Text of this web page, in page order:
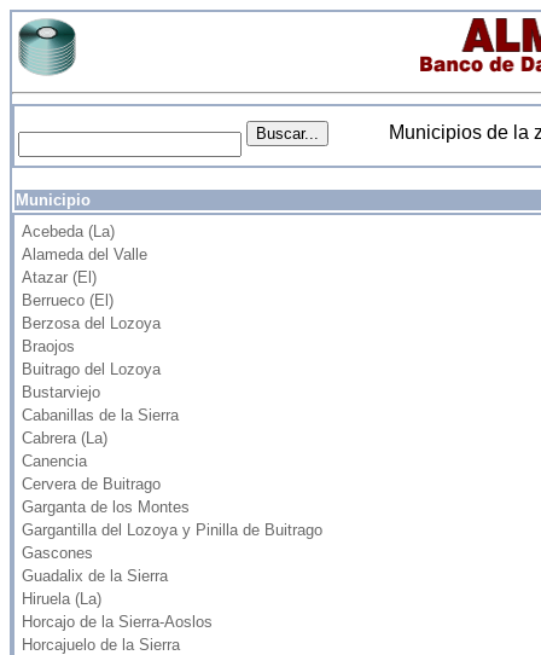
Municipios de la
Municipio
Acebeda (La)
Alameda del Valle
Atazar (El)
Berrueco (El)
Berzosa del Lozoya
Braojos
Buitrago del Lozoya
Bustarviejo
Cabanillas de la Sierra
Cabrera (La)
Canencia
Cervera de Buitrago
Garganta de los Montes
Gargantilla del Lozoya y Pinilla de Buitrago
Gascones
Guadalix de la Sierra
Hiruela (La)
Horcajo de la Sierra-Aoslos
Horcajuelo de la Sierra